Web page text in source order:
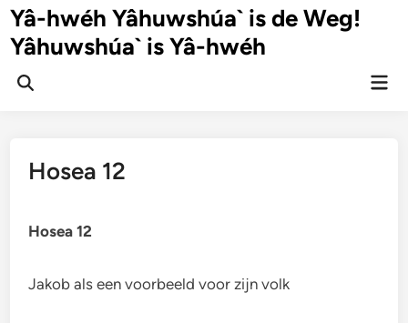
Ga
naar
inhoud
Yâ-hwéh Yâhuwshúa` is de Weg!
Yâhuwshúa` is Yâ-hwéh
Zoeken
Hosea 12
Hosea 12
Jakob als een voorbeeld voor zijn volk